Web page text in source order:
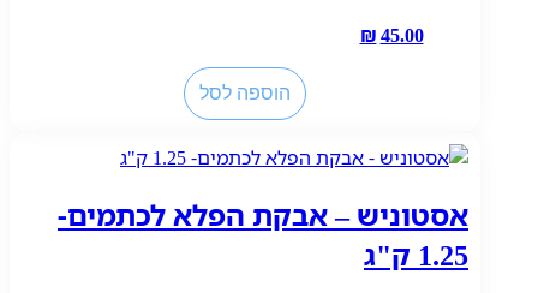
₪45.00
כמות
של
שפתון
וויניל
15
הוספה לסל
אסטוניש – אבקת הפלא לכתמים-
1.25 ק"ג